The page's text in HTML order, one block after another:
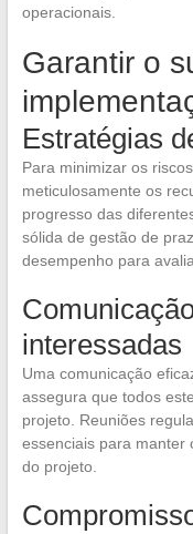
operacionais.
Garantir o
Estratégias
Para minimizar os
meticulosamente os
progresso das
sólida de gestão de
desempenho para
interessadas
Uma comunicação
assegura que todos
projeto. Reuniões
essenciais para manter
do projeto.